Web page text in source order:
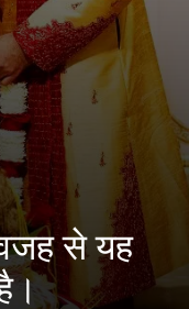
से यह
है।